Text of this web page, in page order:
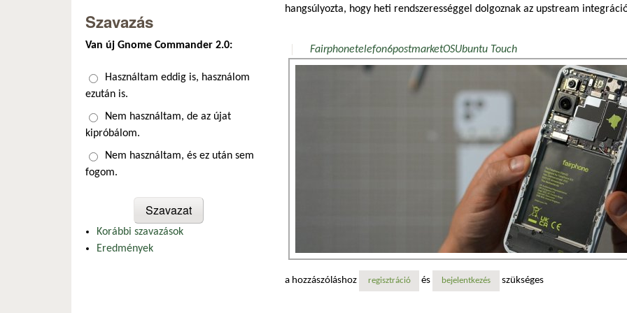
hangsúlyozta, hogy heti rendszerességgel dolgoznak az upstream
Fairphonetelefon6postmarketOSUbuntu Touch
a hozzászóláshoz regisztráció és bejelentkezés szükséges
Szavazás
Van új Gnome Commander 2.0:
Választások
Használtam eddig is, használom
ezután is.
Nem használtam, de az újat
kipróbálom.
Nem használtam, és ez után sem
fogom.
Korábbi szavazások
Eredmények